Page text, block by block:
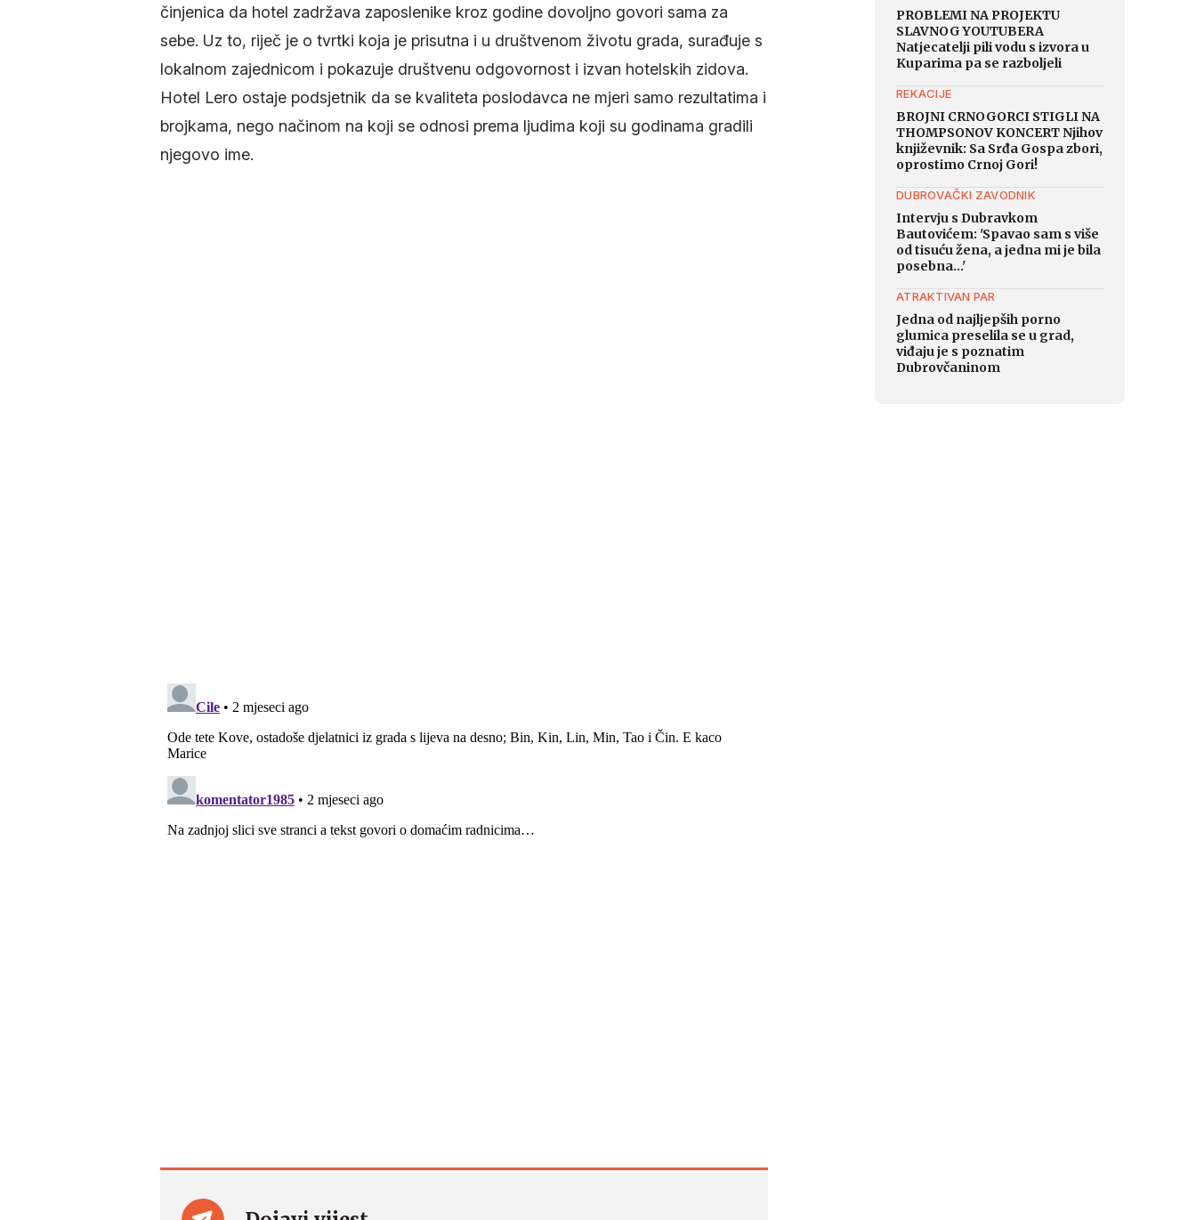
činjenica da hotel zadržava zaposlenike kroz godine dovoljno govori sama za
sebe. Uz to, riječ je o tvrtki koja je prisutna i u društvenom životu grada, surađuje s
lokalnom zajednicom i pokazuje društvenu odgovornost i izvan hotelskih zidova.
Hotel Lero ostaje podsjetnik da se kvaliteta poslodavca ne mjeri samo rezultatima i
brojkama, nego načinom na koji se odnosi prema ljudima koji su godinama gradili
njegovo ime.
PROBLEMI NA PROJEKTU
SLAVNOG YOUTUBERA
Natjecatelji pili vodu s izvora u
Kuparima pa se razboljeli
REKACIJE
BROJNI CRNOGORCI STIGLI NA
THOMPSONOV KONCERT Njihov
književnik: Sa Srđa Gospa zbori,
oprostimo Crnoj Gori!
DUBROVAČKI ZAVODNIK
Intervju s Dubravkom
Bautovićem: 'Spavao sam s više
od tisuću žena, a jedna mi je bila
posebna...'
ATRAKTIVAN PAR
Jedna od najljepših porno
glumica preselila se u grad,
viđaju je s poznatim
Dubrovčaninom